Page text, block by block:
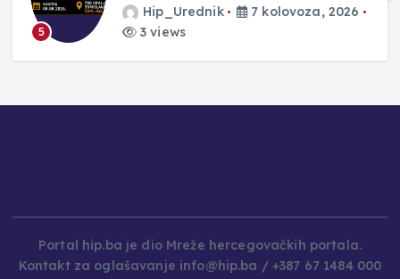
5
Hip_Urednik
7 kolovoza, 2026
3 views
Portal hip.ba je dio Mreže hercegovačkih portala.
Kontakt za oglašavanje info@hip.ba / +387 67 1484 000